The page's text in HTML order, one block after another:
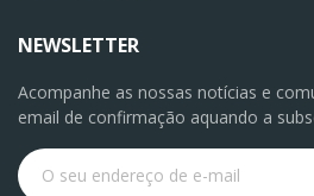
NEWSLETTER
Acompanhe as nossas notícias e
email de confirmação aquando a